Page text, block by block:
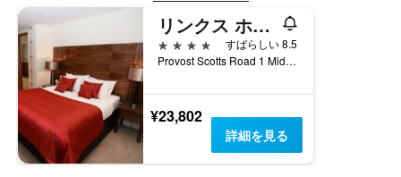
て
い
ま
す。
表
の
Y
軸
1
本
を
表
し
て
い
す
表
の
Y
リンクス ホテル
4つ星
すばらしい 8.5
Provost Scotts Road 1 Mid Links, モントローズ, イギリス
¥23,802
詳細を見る